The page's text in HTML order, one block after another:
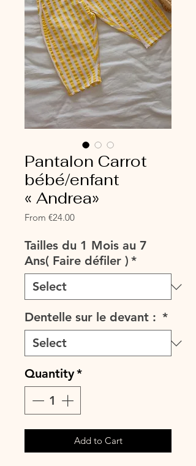
Pantalon Carrot
bébé/enfant
« Andrea»
From €24.00Sale
Tailles du 1 Mois au 7
Ans( Faire défiler ) *
Dentelle sur le devant : *
Quantity*
Add to Cart